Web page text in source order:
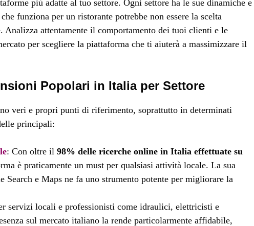
più adatte al tuo settore. Ogni settore ha le sue dinamiche e
funziona per un ristorante potrebbe non essere la scelta
Analizza attentamente il comportamento dei tuoi clienti e le
per scegliere la piattaforma che ti aiuterà a massimizzare il
Popolari in Italia per Settore
veri e propri punti di riferimento, soprattutto in determinati
principali:
: Con oltre il 98% delle ricerche online in Italia effettuate su
è praticamente un must per qualsiasi attività locale. La sua
Search e Maps ne fa uno strumento potente per migliorare la
servizi locali e professionisti come idraulici, elettricisti e
sul mercato italiano la rende particolarmente affidabile,